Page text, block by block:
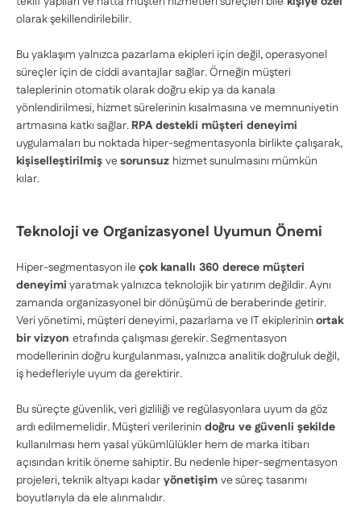
olarak şekillendirilebilir.
Bu yaklaşım yalnızca pazarlama ekipleri için değil, operasyonel
süreçler için de ciddi avantajlar sağlar. Örneğin müşteri
taleplerinin otomatik olarak doğru ekip ya da kanala
yönlendirilmesi, hizmet sürelerinin kısalmasına ve memnuniyetin
artmasına katkı sağlar. RPA destekli müşteri deneyimi
uygulamaları bu noktada hiper-segmentasyonla birlikte çalışarak,
kişiselleştirilmiş vesorunsuz hizmet sunulmasını mümkün
kılar.
Teknoloji ve Organizasyonel Uyumun Önemi
Hiper-segmentasyon ileçok kanallı 360 derece müşteri
deneyimi yaratmak yalnızca teknolojik bir yatırım değildir. Aynı
zamanda organizasyonel bir dönüşümü de beraberinde getirir.
Veri yönetimi, müşteri deneyimi, pazarlama ve IT ekiplerinin ortak
bir vizyon etrafında çalışması gerekir. Segmentasyon
modellerinin doğru kurgulanması, yalnızca analitik doğruluk değil,
iş hedefleriyle uyum da gerektirir.
Bu süreçte güvenlik, veri gizliliği ve regülasyonlara uyum da göz
ardı edilmemelidir. Müşteri verilerinin doğru ve güvenli şekilde
kullanılması hem yasal yükümlülükler hem de marka itibarı
açısından kritik öneme sahiptir. Bu nedenle hiper-segmentasyon
projeleri, teknik altyapı kadar yönetişim ve süreç tasarımı
boyutlarıyla da ele alınmalıdır.